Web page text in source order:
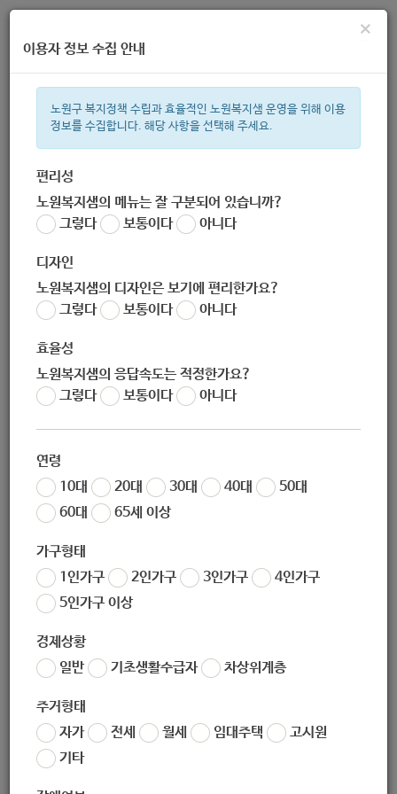
주간 인기검색어
한눈으로 보는 복지 정보
×
이용자 정보 수집 안내
노원구 복지정책 수립과 효율적인 노원복지샘 운영을 위해 이용
정보를 수집합니다. 해당 사항을 선택해 주세요.
편리성
노원복지샘의 메뉴는 잘 구분되어 있습니까?
그렇다
보통이다 아니다
디자인
노원복지샘의 디자인은 보기에 편리한가요?
그렇다
보통이다 아니다
효율성
노원복지샘의 응답속도는 적정한가요?
그렇다
보통이다 아니다
연령
10대
20대 30대 40대
50대
60대
65세 이상
가구형태
1인가구
2인가구 3인가구
4인가구
5인가구 이상
경제상황
일반
기초생활수급자 차상위계층
주거형태
자가
전세 월세 임대주택
고시원
기타
[한국청소년상담복지개발원] 2020년 아이디어 공모전(청소년상
담복지사업)
작성자 노원 복지샘
작성일 2020-02-27 13:03
한국청소년상담복지개발원은 여성가족부 산하 공공기관으로 전국의 청
소년들을 위한 상담복지사업에 대한 여러분들의 참신한 아이디어를 모
집하고 있습니다.
여러분들의 번뜩이는 아이디어를 제안해주세요.
자세한 내용은 안내문을 참고해주세요.
좋아요0 싫어요
목록보기